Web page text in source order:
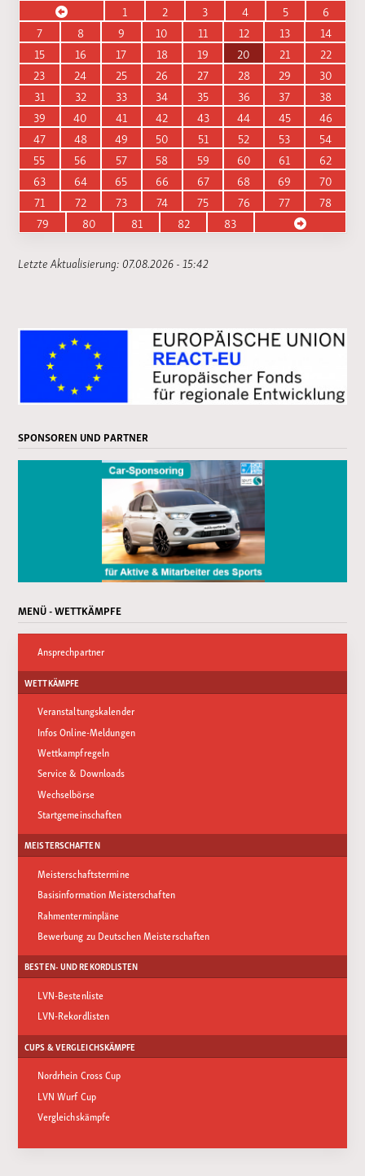
1
2 3 4 5
6
7
8 9 10 11 12 13
14
15
16 17 18 19 20 21
22
23
24 25 26 27 28 29
30
31
32 33 34 35 36 37
38
39
40 41 42 43 44 45
46
47
48 49 50 51 52 53
54
55
56 57 58 59 60 61
62
63
64 65 66 67 68 69
70
71
72 73 74 75 76 77
78
79
80 81 82 83
Letzte Aktualisierung: 07.08.2026 - 15:42
SPONSOREN UND PARTNER
MENÜ - WETTKÄMPFE
Ansprechpartner
WETTKÄMPFE
Veranstaltungskalender
Infos Online-Meldungen
Wettkampfregeln
Service & Downloads
Wechselbörse
Startgemeinschaften
MEISTERSCHAFTEN
Meisterschaftstermine
Basisinformation Meisterschaften
Rahmenterminpläne
Bewerbung zu Deutschen Meisterschaften
BESTEN- UND REKORDLISTEN
LVN-Bestenliste
LVN-Rekordlisten
CUPS & VERGLEICHSKÄMPFE
Nordrhein Cross Cup
LVN Wurf Cup
Vergleichskämpfe